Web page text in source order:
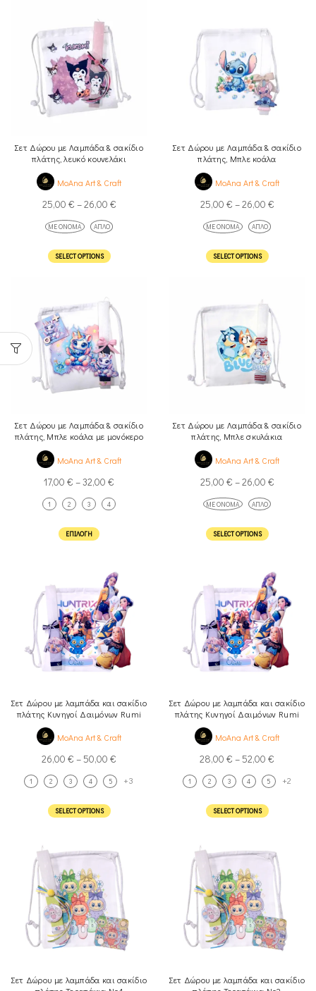
Σετ Δώρου με Λαμπάδα & σακίδιο
πλάτης, λευκό κουνελάκι
MoAna Art & Craft
25,00 € –26,00 €
ΜΕ ΌΝΟΜΑ ΑΠΛΌ
SELECT OPTIONS
Σετ Δώρου με Λαμπάδα & σακίδιο
πλάτης, Μπλε κοάλα
MoAna Art & Craft
25,00 € –26,00 €
ΜΕ ΌΝΟΜΑ ΑΠΛΌ
SELECT OPTIONS
Σετ Δώρου με Λαμπάδα & σακίδιο
πλάτης, Μπλε κοάλα με μονόκερο
MoAna Art & Craft
17,00 € –32,00 €
1 2 3 4
ΕΠΙΛΟΓΉ
Σετ Δώρου με Λαμπάδα & σακίδιο
πλάτης, Μπλε σκυλάκια
MoAna Art & Craft
25,00 € –26,00 €
ΜΕ ΌΝΟΜΑ ΑΠΛΌ
SELECT OPTIONS
Σετ Δώρου με λαμπάδα και σακίδιο
πλάτης Κυνηγοί Δαιμόνων Rumi
MoAna Art & Craft
26,00 € –50,00 €
1 2 3 4 5 +3
SELECT OPTIONS
Σετ Δώρου με λαμπάδα και σακίδιο
πλάτης Κυνηγοί Δαιμόνων Rumi
MoAna Art & Craft
28,00 € –52,00 €
1 2 3 4 5 +2
SELECT OPTIONS
Σετ Δώρου με λαμπάδα και σακίδιο
Σετ Δώρου με λαμπάδα και σακίδιο